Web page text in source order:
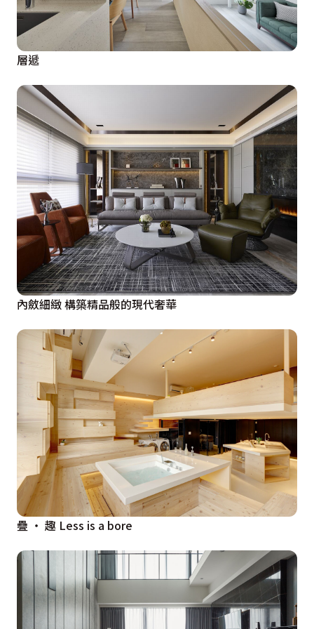
層遞
內斂細緻 構築精品般的現代奢華
疊 ‧ 趣 Less is a bore